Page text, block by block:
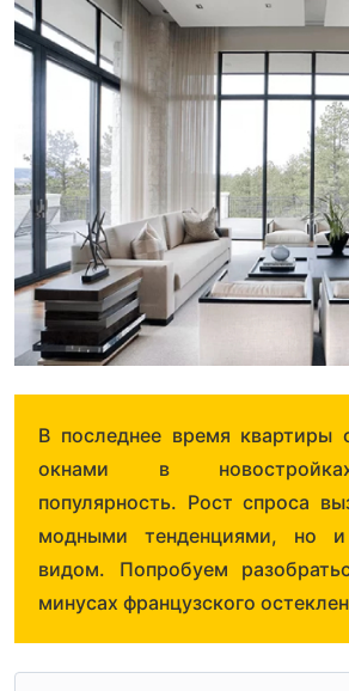
В последнее время квартиры
окнами в
популярность. Рост спроса
модными тенденциями, но и
видом. Попробуем
минусах французского